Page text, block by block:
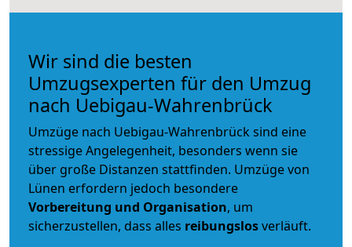
Wir sind die besten
Umzugsexperten für den Umzug
nach Uebigau-Wahrenbrück
Umzüge nach Uebigau-Wahrenbrück sind eine
stressige Angelegenheit, besonders wenn sie
über große Distanzen stattfinden. Umzüge von
Lünen erfordern jedoch besondere
Vorbereitung und Organisation, um
sicherzustellen, dass alles reibungslosverläuft.